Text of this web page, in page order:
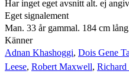
Har inget eget avsnitt alt. ej
Eget signalement
Man. 33 år gammal. 184 cm
Känner
Adnan Khashoggi, Dois Gene
Leese, Robert Maxwell, Richard